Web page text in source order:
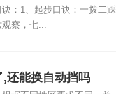
：1、起步口诀：一拨二踩
观察，七...
还能换自动挡吗